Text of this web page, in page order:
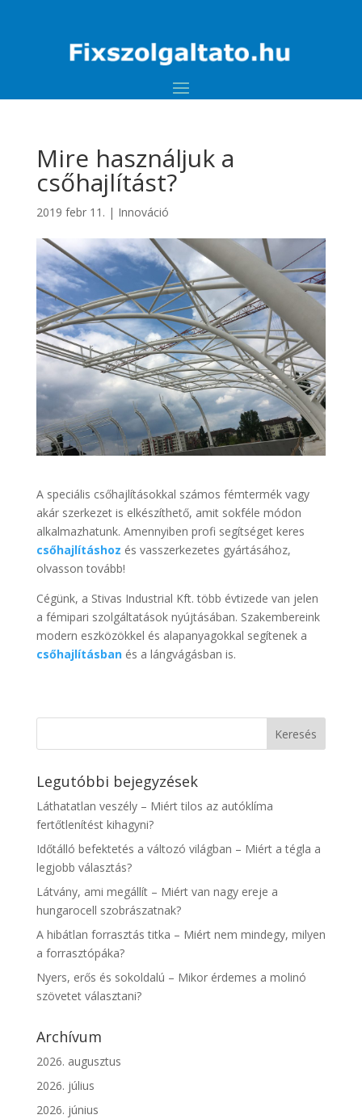
Mire használjuk a
csőhajlítást?
2019 febr 11. | Innováció
A speciális csőhajlításokkal számos fémtermék vagy
akár szerkezet is elkészíthető, amit sokféle módon
alkalmazhatunk. Amennyiben profi segítséget keres
csőhajlításhoz és vasszerkezetes gyártásához,
olvasson tovább!
Cégünk, a Stivas Industrial Kft. több évtizede van jelen
a fémipari szolgáltatások nyújtásában. Szakembereink
modern eszközökkel és alapanyagokkal segítenek a
csőhajlításbanés a lángvágásban is.
Legutóbbi bejegyzések
Láthatatlan veszély – Miért tilos az autóklíma
fertőtlenítést kihagyni?
Időtálló befektetés a változó világban – Miért a tégla a
legjobb választás?
Látvány, ami megállít – Miért van nagy ereje a
hungarocell szobrászatnak?
A hibátlan forrasztás titka – Miért nem mindegy, milyen
a forrasztópáka?
Nyers, erős és sokoldalú – Mikor érdemes a molinó
szövetet választani?
Archívum
2026. augusztus
2026. július
2026. június